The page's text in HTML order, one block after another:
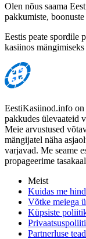
Olen nõus saama
pakkumiste,
Eestis peate spordile
kasiinos
EestiKasiinod.info on
pakkudes ülevaateid
Meie arvustused
mängijatel näha
varjavad. Me seame
propageerime
Meist
Kuidas me
Võtke meiega
Küpsiste
Partnerluse